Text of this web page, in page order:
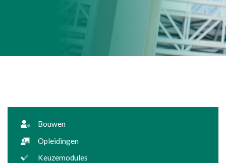
Bouwen
Opleidingen
Keuzemodules